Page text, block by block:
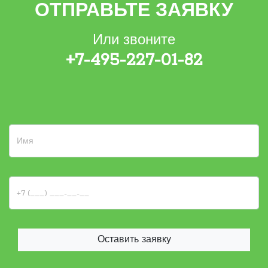
ОТПРАВЬТЕ ЗАЯВКУ
Или звоните
+7-495-227-01-82
Оставить заявку